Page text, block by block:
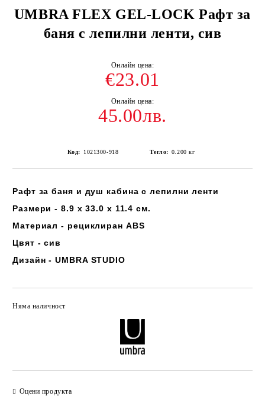
UMBRA FLEX GEL-LOCK Рафт за
баня с лепилни ленти, сив
€23.01
45.00лв.
Код: 1021300-918 Тегло: 0.200 кг
Рафт за баня и душ кабина с лепилни ленти
Размери - 8.9 x 33.0 x 11.4 см.
Материал - рециклиран ABS
Цвят - сив
Дизайн - UMBRA STUDIO
Няма наличност
Оцени продукта